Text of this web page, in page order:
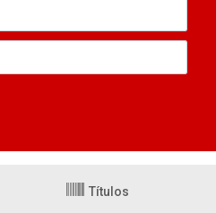
Títulos